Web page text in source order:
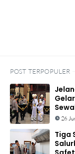
POST TERPOPULER
26
Tiga